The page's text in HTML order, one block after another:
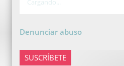
Cargando...
Denunciar abuso
SUSCRÍBETE